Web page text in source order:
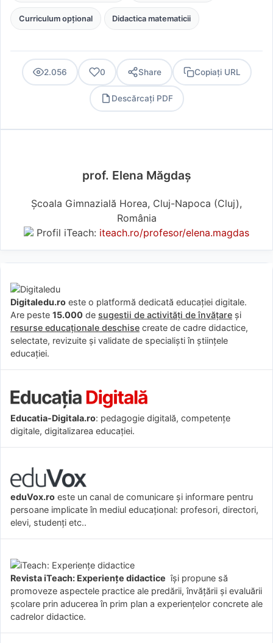
Curriculum opțional Didactica matematicii
2.056 0 Share Copiați URL
Descărcați PDF
prof. Elena Măgdaș
Școala Gimnazială Horea, Cluj-Napoca (Cluj),
România
Profil iTeach: iteach.ro/profesor/elena.magdas
Digitaledu.ro este o platformă dedicată educației digitale.
Are peste 15.000 de sugestii de activități de învățare și
resurse educaționale deschise create de cadre didactice,
selectate, revizuite și validate de specialiști în științele
educației.
Educatia-Digitala.ro: pedagogie digitală, competențe
digitale, digitalizarea educației.
eduVox.ro este un canal de comunicare și informare pentru
persoane implicate în mediul educațional: profesori, directori,
elevi, studenți etc..
Revista iTeach: Experienţe didactice îşi propune să
promoveze aspectele practice ale predării, învăţării şi evaluării
şcolare prin aducerea în prim plan a experienţelor concrete ale
cadrelor didactice.